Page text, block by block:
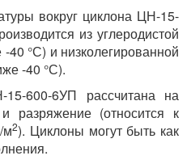
вокруг циклона ЦН-15-
из углеродистой
40 °С) и низколегированной
-40 °С).
15-600-6УП рассчитана на
разряжение (относится к
м2). Циклоны могут быть как